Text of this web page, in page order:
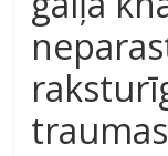
traumas